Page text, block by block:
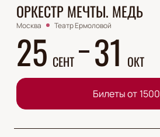
ОРКЕСТР МЕЧТЫ. МЕДЬ
Москва Театр Ермоловой
25 СЕНТ 31 ОКТ
Билеты от 1500